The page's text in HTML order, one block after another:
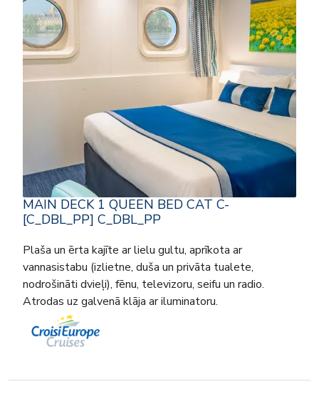
MAIN DECK 1 QUEEN BED CAT C-
[C_DBL_PP] C_DBL_PP
Plaša un ērta kajīte ar lielu gultu, aprīkota ar
vannasistabu (izlietne, duša un privāta tualete,
nodrošināti dvieļi), fēnu, televizoru, seifu un radio.
Atrodas uz galvenā klāja ar iluminatoru.